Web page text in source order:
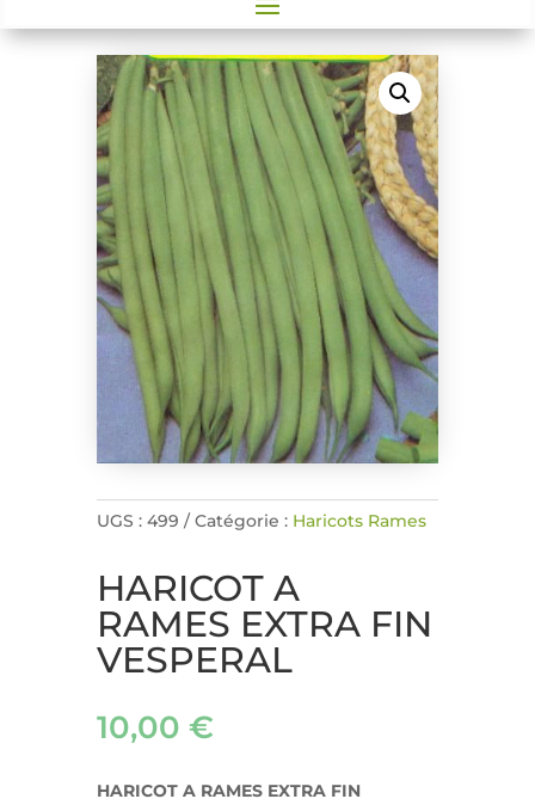
UGS : 499 Catégorie : Haricots Rames
HARICOT A
RAMES EXTRA FIN
VESPERAL
10,00 €
HARICOT A RAMES EXTRA FIN